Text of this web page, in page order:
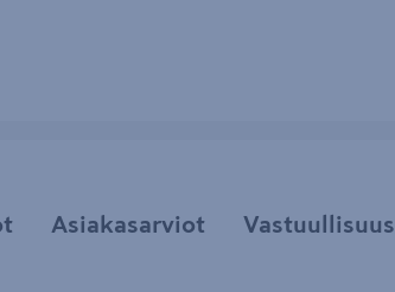
Asiakasarviot Vastuullisuus